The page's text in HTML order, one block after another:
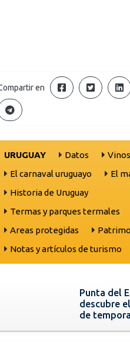
en
URUGUAY Datos
El carnaval uruguayo
El
Historia de Uruguay
Termas y parques termales
Areas protegidas
Notas y artículos de turismo
Punta del
descubre
de